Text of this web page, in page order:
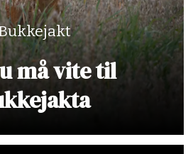
må vite til